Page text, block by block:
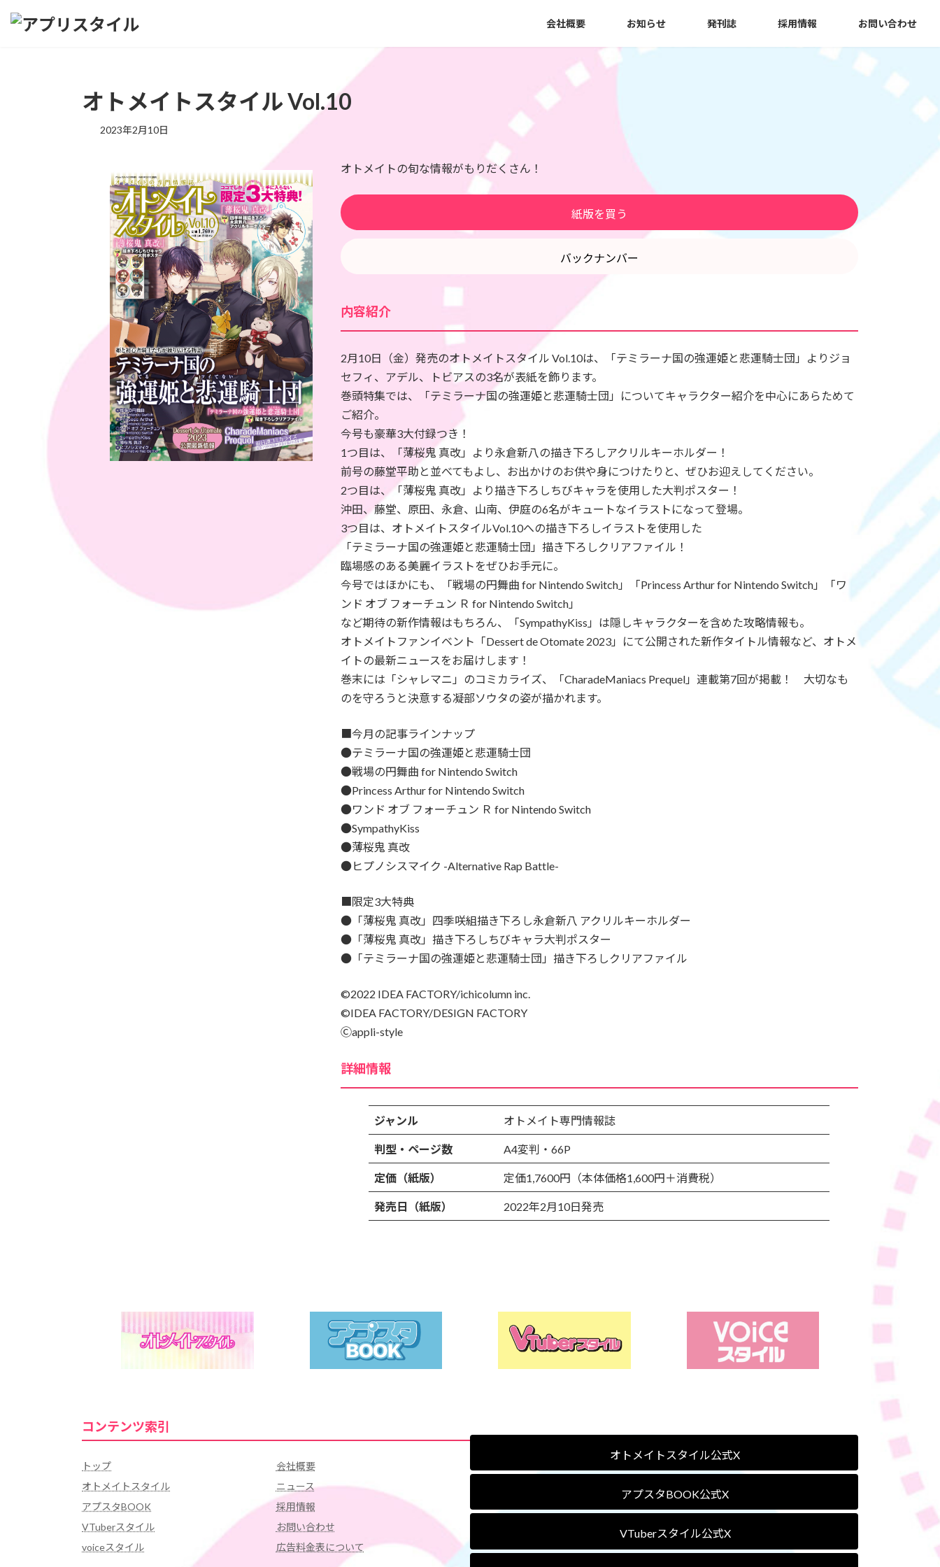
会社概要 お知らせ 発刊誌 採用情報 お問い合わせ
オトメイトスタイル Vol.10
2023年2月10日
オトメイトの旬な情報がもりだくさん！
紙版を買う
バックナンバー
内容紹介
2月10日（金）発売のオトメイトスタイル Vol.10は、「テミラーナ国の強運姫と悲運騎士団」よりジョ
セフィ、アデル、トビアスの3名が表紙を飾ります。
巻頭特集では、「テミラーナ国の強運姫と悲運騎士団」についてキャラクター紹介を中心にあらためて
ご紹介。
今号も豪華3大付録つき！
1つ目は、「薄桜鬼 真改」より永倉新八の描き下ろしアクリルキーホルダー！
前号の藤堂平助と並べてもよし、お出かけのお供や身につけたりと、ぜひお迎えしてください。
2つ目は、「薄桜鬼 真改」より描き下ろしちびキャラを使用した大判ポスター！
沖田、藤堂、原田、永倉、山南、伊庭の6名がキュートなイラストになって登場。
3つ目は、オトメイトスタイルVol.10への描き下ろしイラストを使用した
「テミラーナ国の強運姫と悲運騎士団」描き下ろしクリアファイル！
臨場感のある美麗イラストをぜひお手元に。
今号ではほかにも、「戦場の円舞曲 for Nintendo Switch」「Princess Arthur for Nintendo Switch」「ワ
ンド オブ フォーチュン Ｒ for Nintendo Switch」
など期待の新作情報はもちろん、「SympathyKiss」は隠しキャラクターを含めた攻略情報も。
オトメイトファンイベント「Dessert de Otomate 2023」にて公開された新作タイトル情報など、オトメ
イトの最新ニュースをお届けします！
巻末には「シャレマニ」のコミカライズ、「CharadeManiacs Prequel」連載第7回が掲載！ 大切なも
のを守ろうと決意する凝部ソウタの姿が描かれます。
■今月の記事ラインナップ
●テミラーナ国の強運姫と悲運騎士団
●戦場の円舞曲 for Nintendo Switch
●Princess Arthur for Nintendo Switch
●ワンド オブ フォーチュン Ｒ for Nintendo Switch
●SympathyKiss
●薄桜鬼 真改
●ヒプノシスマイク -Alternative Rap Battle-
■限定3大特典
●「薄桜鬼 真改」四季咲組描き下ろし永倉新八 アクリルキーホルダー
●「薄桜鬼 真改」描き下ろしちびキャラ大判ポスター
●「テミラーナ国の強運姫と悲運騎士団」描き下ろしクリアファイル
©2022 IDEA FACTORY/ichicolumn inc.
©IDEA FACTORY/DESIGN FACTORY
Ⓒappli-style
詳細情報
ジャンル オトメイト専門情報誌
判型・ページ数 A4変判・66P
定価（紙版） 定価1,7600円（本体価格1,600円＋消費税）
発売日（紙版） 2022年2月10日発売
コンテンツ索引
トップ
オトメイトスタイル
アプスタBOOK
VTuberスタイル
voiceスタイル
会社概要
ニュース
採用情報
お問い合わせ
広告料金表について
オトメイトスタイル公式X
アプスタBOOK公式X
VTuberスタイル公式X